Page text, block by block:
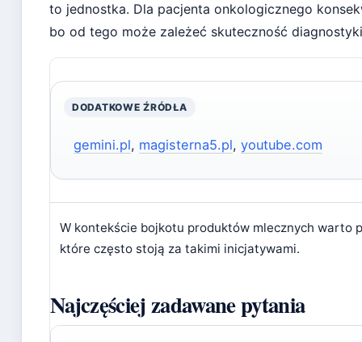
to jednostka. Dla pacjenta onkologicznego
bo od tego może zależeć skuteczność
DODATKOWE ŹRÓDŁA
gemini.pl, magisterna5.pl,youtube.com
W kontekście bojkotu produktów mlecznych warto
które często stoją za takimi inicjatywami.
Najczęściej zadawane pytania